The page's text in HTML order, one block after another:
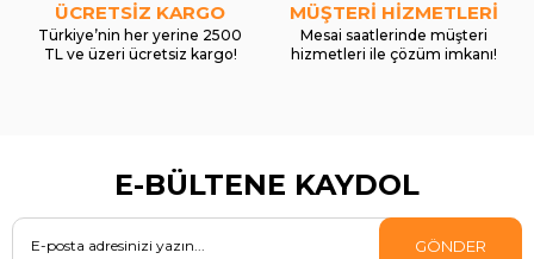
ÜCRETSİZ KARGO
Türkiye’nin her yerine 2500
TL ve üzeri ücretsiz kargo!
MÜŞTERİ HİZMETLERİ
Mesai saatlerinde müşteri
hizmetleri ile çözüm imkanı!
E-BÜLTENE KAYDOL
GÖNDER